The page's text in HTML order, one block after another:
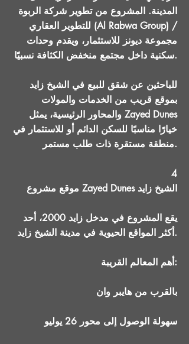
المدينة. المشروع من تطوير شركة الربوة
للتطوير العقاري (Al Rabwa Group) /
مجموعة ديونز للاستثمار، ويقدم وحدات
سكنية داخل مجتمع منخفض الكثافة نسبيًا.
للباحثين عن شقق للبيع في الشيخ زايد
بموقع قريب من الخدمات والمولات
والمحاور الرئيسية، يمثل Zayed Dunes
خيارًا مناسبًا للسكن الدائم أو للاستثمار في
منطقة مستقرة ذات طلب مستمر.
4
موقع مشروع Zayed Dunes الشيخ زايد
يقع المشروع في مدخل زايد 2000، أحد
أكثر المواقع الحيوية في مدينة الشيخ زايد.
أهم المعالم القريبة:
بالقرب من هايبر وان
سهولة الوصول إلى محور 26 يوليو